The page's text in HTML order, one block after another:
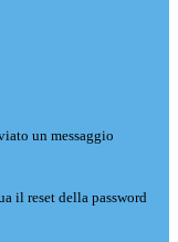
un messaggio
il reset della password